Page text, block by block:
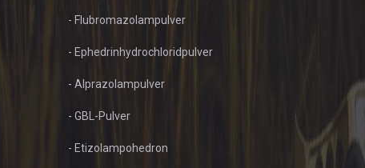
- Flubromazolampulver
- Ephedrinhydrochloridpulver
- Alprazolampulver
- GBL-Pulver
- Etizolampohedron